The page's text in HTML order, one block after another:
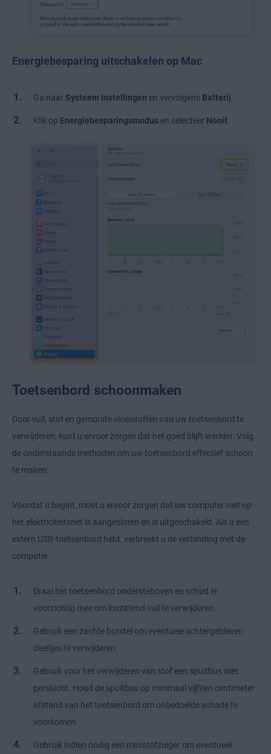
Energiebesparing uitschakelen op Mac
Ga naar Systeem Instellingen en vervolgens Batterij
Klik op Energiebesparingsmodus en selecteer Nooit
Toetsenbord schoonmaken
Door vuil, stof en gemorste vloeistoffen van uw toetsenbord te
verwijderen, kunt u ervoor zorgen dat het goed blijft werken. Volg
de onderstaande methoden om uw toetsenbord effectief schoon
te maken.
Voordat u begint, moet u ervoor zorgen dat uw computer niet op
het elektriciteitsnet is aangesloten en is uitgeschakeld. Als u een
extern USB-toetsenbord hebt, verbreekt u de verbinding met de
computer.
Draai het toetsenbord ondersteboven en schud er
voorzichtig mee om loszittend vuil te verwijderen.
Gebruik een zachte borstel om eventuele achtergebleven
deeltjes te verwijderen.
Gebruik voor het verwijderen van stof een spuitbus met
perslucht. Houd de spuitbus op minimaal vijftien centimeter
afstand van het toetsenbord om onbedoelde schade te
voorkomen.
Gebruik indien nodig een ministofzuiger om eventueel